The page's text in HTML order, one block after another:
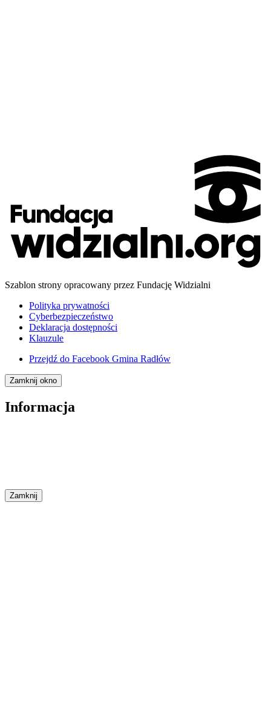
Szablon strony opracowany przez Fundację Widzialni
Polityka prywatności
Cyberbezpieczeństwo
Deklaracja dostępności
Klauzule
Przejdź do Facebook Gmina Radłów
Zamknij okno
Informacja
Zamknij